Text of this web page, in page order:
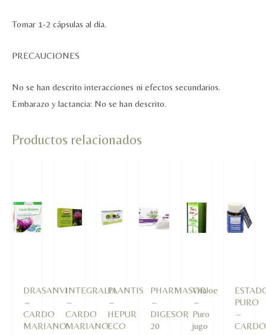
Tomar 1-2 cápsulas al día.
PRECAUCIONES
No se han descrito interacciones ni efectos secundarios.
Embarazo y lactancia: No se han descrito.
Productos relacionados
DRASANVI
–
CARDO
MARIANO
INTEGRALIA
–
CARDO
MARIANO
PLANTIS
–
HEPUR
ECO
PHARMASOR
–
DIGESOR
20
Vitaloe
–
Puro
jugo
PURO
–
CARDO